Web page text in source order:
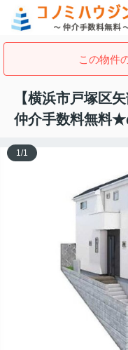
この物件
【横浜市戸塚区
仲介手数料無料★
1/1